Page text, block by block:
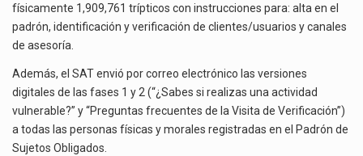
físicamente 1,909,761 trípticos con instrucciones para: alta en el
padrón, identificación y verificación de clientes/usuarios y canales
de asesoría.
Además, el SAT envió por correo electrónico las versiones
digitales de las fases 1 y 2 (“¿Sabes si realizas una actividad
vulnerable?” y “Preguntas frecuentes de la Visita de Verificación”)
a todas las personas físicas y morales registradas en el Padrón de
Sujetos Obligados.